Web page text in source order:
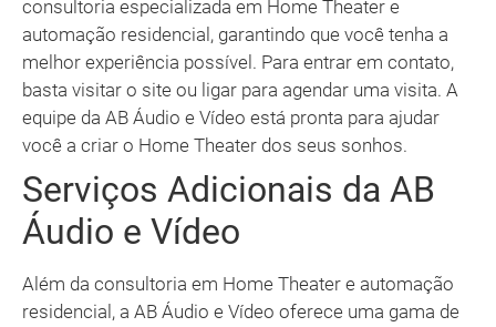
consultoria especializada em Home Theater e
automação residencial, garantindo que você tenha a
melhor experiência possível. Para entrar em contato,
basta visitar o site ou ligar para agendar uma visita. A
equipe da AB Áudio e Vídeo está pronta para ajudar
você a criar o Home Theater dos seus sonhos.
Serviços Adicionais da AB
Áudio e Vídeo
Além da consultoria em Home Theater e automação
residencial, a AB Áudio e Vídeo oferece uma gama de